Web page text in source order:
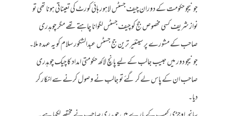
جونیجو حکومت کے دوران چیف جسٹس لاہور ہائی کورٹ کی تعیناتی ہونا تھی تو
نواز شریف کسی مخصوص جج کو چیف جسٹس لگوانا چاہتے تھے مگر چوہدری
صاحب کے مشورے پر سینئیر ترین جج جسٹس عبدالشکور سلام کو یہ عہدہ ملا۔
جونیجو دور میں حبیب جالب کے لیے پانچ لاکھ حکومتی امداد کا چیک چوہدری
صاحب ان کے پاس لے کر گئے تو جالب نے وصول کرنے سے انکار کر
دیا۔